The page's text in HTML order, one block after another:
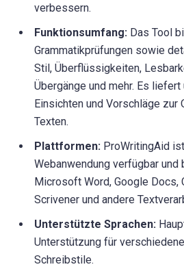
verbessern.
Funktionsumfang: Das Tool
Grammatikprüfungen sowie
Stil, Überflüssigkeiten,
Übergänge und mehr. Es
Einsichten und Vorschläge zur
Texten.
Plattformen: ProWritingAid
Webanwendung verfügbar
Microsoft Word, Google Docs,
Scrivener und andere
Unterstützte Sprachen:
Unterstützung für
Schreibstile.